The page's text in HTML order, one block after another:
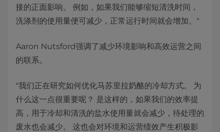
接的正面影响。 例如，如果我们能够缩短清洗时间，
洗涤剂的使用量便可减少，正常运行时间就会增加。"
Aaron Nutsford强调了减少环境影响和高效运营之间
的联系。
"我们正在研究如何优化马苏里拉奶酪的冷却方式。 为
什么这一点很重要呢？ 是这样的，如果我们的效率提
高，用于冷却和清洗的盐水使用量就会减少，待处理的
废水也会减少。 这也会对环境和运营绩效产生积极影